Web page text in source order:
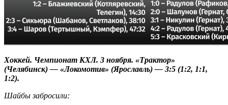
Хоккей. Чемпионат КХЛ. 3 ноября. «Трактор»
(Челябинск) — «Локомотив» (Ярославль) — 3:5 (1:2, 1:1,
1:2).
Шайбы забросили: